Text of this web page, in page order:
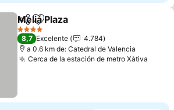
CompartirAñadir a favoritos
Meliá Plaza
4 Estrellas
8,7 Excelente
4.784
a 0.6 km de: Catedral de Valencia
Cerca de la estación de metro Xàtiva